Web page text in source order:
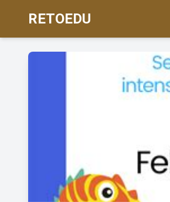
RETOEDU